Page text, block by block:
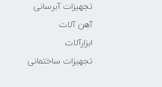
تجهیزات آبرسانی
آهن آلات
ابزارآلات
تجهیزات ساختمانی